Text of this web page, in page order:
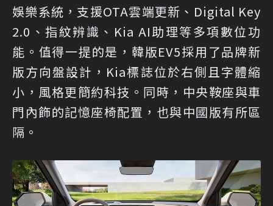
娛樂系統，支援OTA雲端更新、Digital Key
2.0、指紋辨識、Kia AI助理等多項數位功
能。值得一提的是，韓版EV5採用了品牌新
版方向盤設計，Kia標誌位於右側且字體縮
小，風格更簡約科技。同時，中央鞍座與車
門內飾的記憶座椅配置，也與中國版有所區
隔。